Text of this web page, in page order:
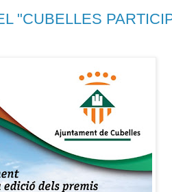
"CUBELLES